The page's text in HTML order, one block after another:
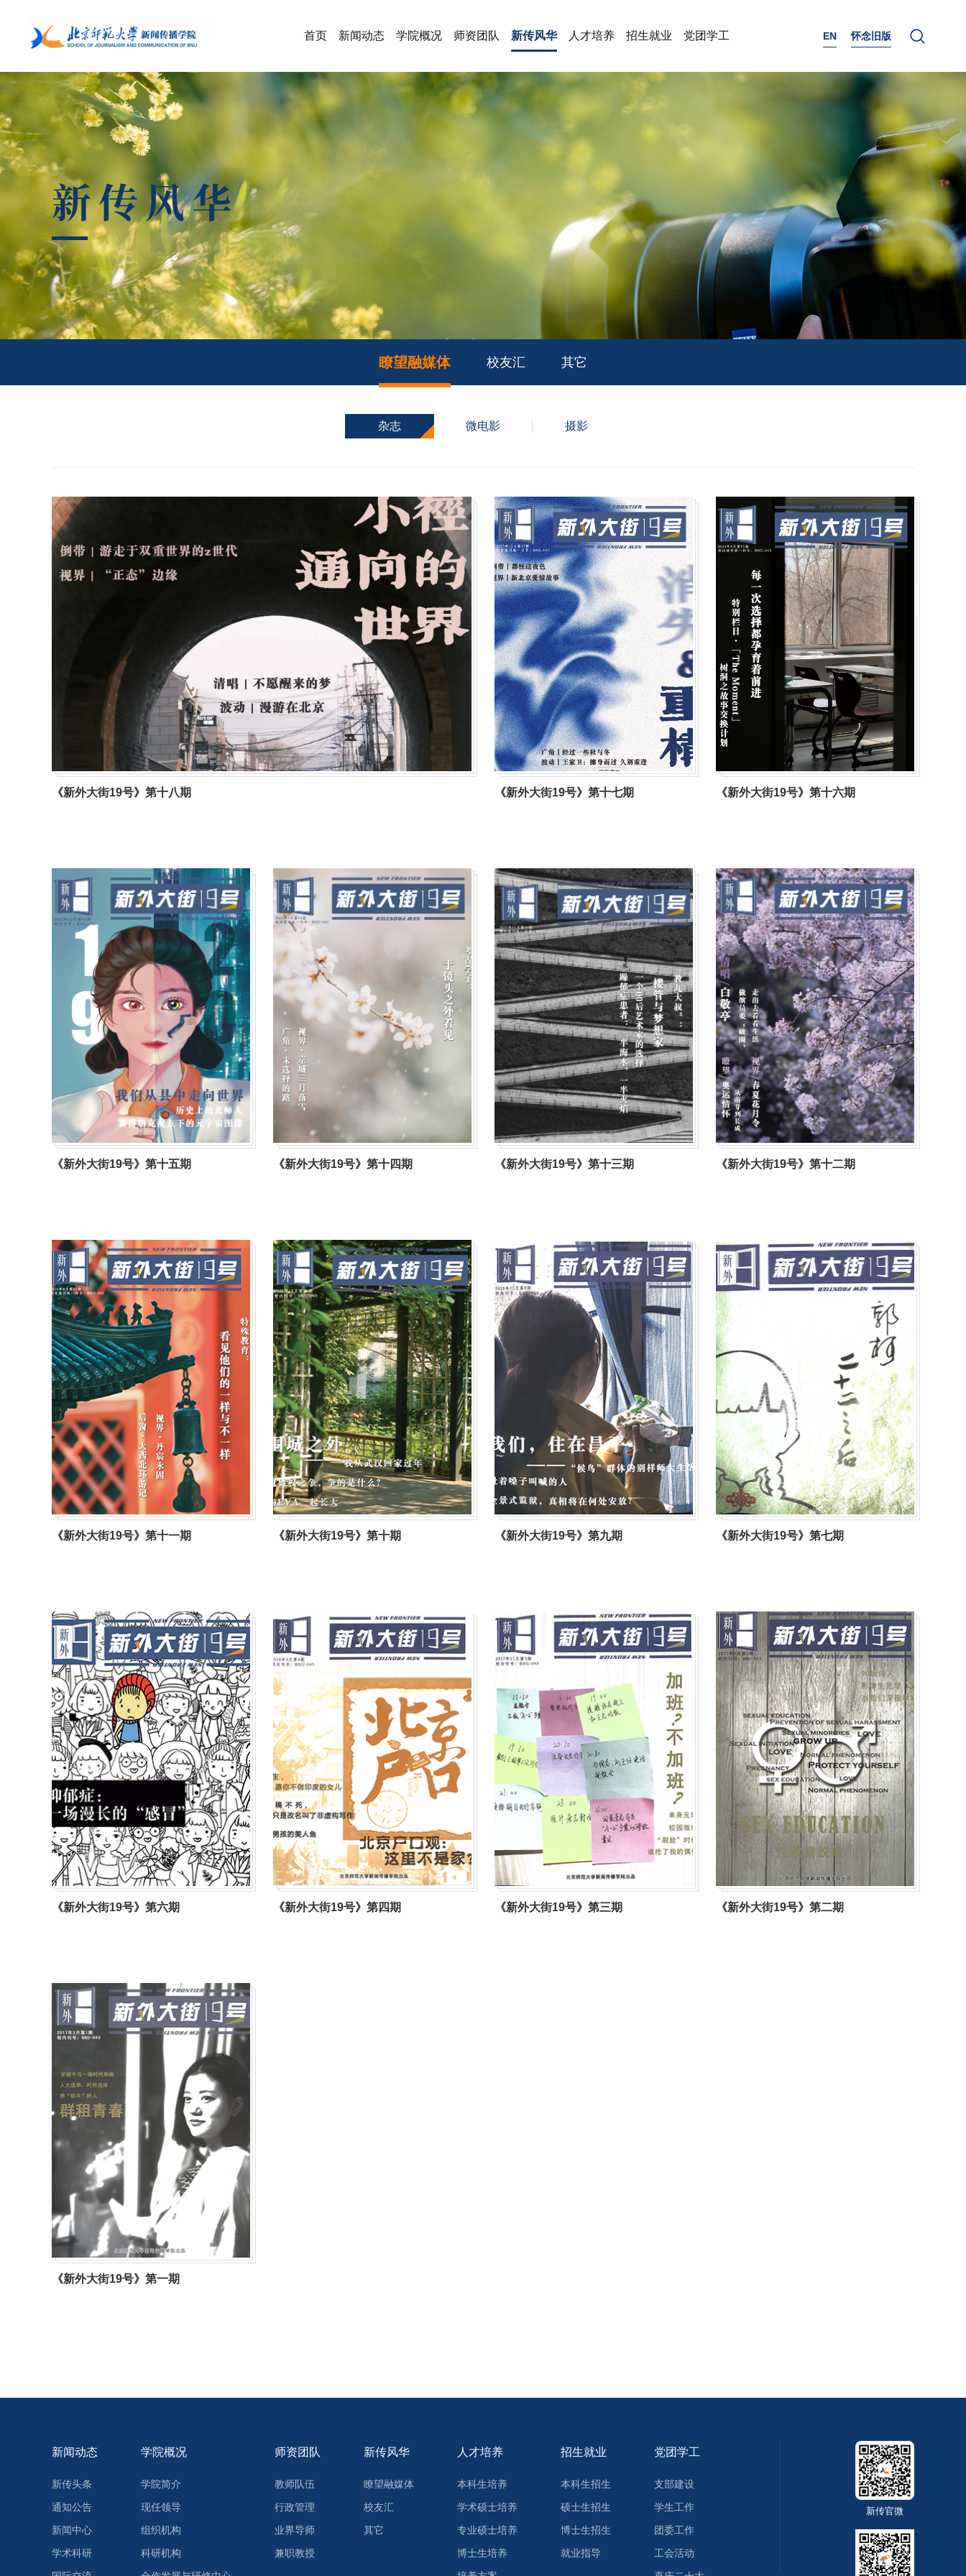
首页 新闻动态 学院概况 师资团队 新传风华 人才培养 招生就业 党团学工 EN 怀念旧版
新传风华
瞭望融媒体 校友汇 其它
杂志 微电影 摄影
《新外大街19号》第十八期 《新外大街19号》第十七期 《新外大街19号》第十六期
《新外大街19号》第十五期 《新外大街19号》第十四期 《新外大街19号》第十三期 《新外大街19号》第十二期
《新外大街19号》第十一期 《新外大街19号》第十期 《新外大街19号》第九期 《新外大街19号》第七期
《新外大街19号》第六期 《新外大街19号》第四期 《新外大街19号》第三期 《新外大街19号》第二期
《新外大街19号》第一期
新闻动态
新传头条
通知公告
新闻中心
学术科研
学院概况
学院简介
现任领导
组织机构
科研机构
师资团队
教师队伍
行政管理
业界导师
兼职教授
新传风华
瞭望融媒体
校友汇
其它
人才培养
本科生培养
学术硕士培养
专业硕士培养
博士生培养
招生就业
本科生招生
硕士生招生
博士生招生
就业指导
党团学工
支部建设
学生工作
团委工作
工会活动
新传官微